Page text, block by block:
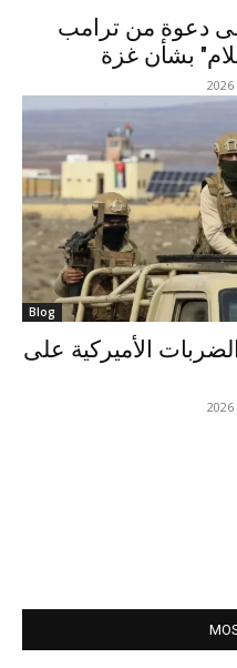
دعوة من ترامب
بشأن غزة
Blog
الأميركية على